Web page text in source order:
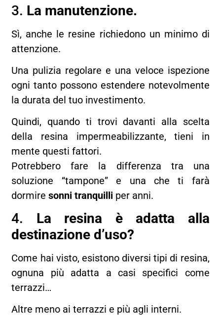
3. La manutenzione.
Sì, anche le resine richiedono un minimo di
attenzione.
Una pulizia regolare e una veloce ispezione
ogni tanto possono estendere notevolmente
la durata del tuo investimento.
Quindi, quando ti trovi davanti alla scelta
della resina impermeabilizzante, tieni in
mente questi fattori.
Potrebbero fare la differenza tra una
soluzione “tampone” e una che ti farà
dormiresonni tranquilli per anni.
4. La resina è adatta alla
destinazione d’uso?
Come hai visto, esistono diversi tipi di resina,
ognuna più adatta a casi specifici come
terrazzi…
Altre meno ai terrazzi e più agli interni.